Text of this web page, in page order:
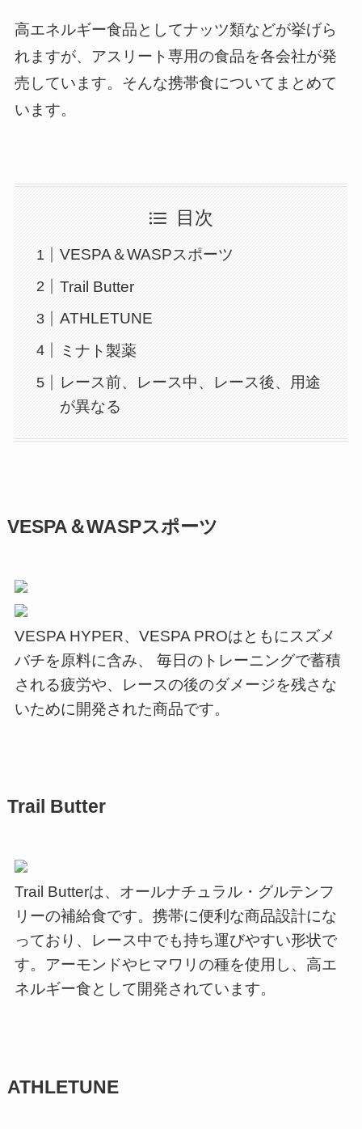
高エネルギー食品としてナッツ類などが挙げら
れますが、アスリート専用の食品を各会社が発
売しています。そんな携帯食についてまとめて
います。
目次
VESPA＆WASPスポーツ
Trail Butter
ATHLETUNE
ミナト製薬
レース前、レース中、レース後、用途
が異なる
VESPA＆WASPスポーツ
VESPA HYPER、VESPA PROはともにスズメ
バチを原料に含み、 毎日のトレーニングで蓄積
される疲労や、レースの後のダメージを残さな
いために開発された商品です。
Trail Butter
Trail Butterは、オールナチュラル・グルテンフ
リーの補給食です。携帯に便利な商品設計にな
っており、レース中でも持ち運びやすい形状で
す。アーモンドやヒマワリの種を使用し、高エ
ネルギー食として開発されています。
ATHLETUNE